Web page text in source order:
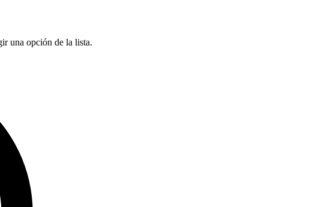
una opción de la lista.